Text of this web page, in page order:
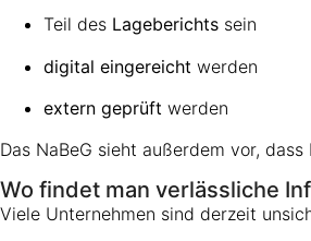
Teil des Lageberichts sein
digital eingereicht werden
extern geprüft werden
Das NaBeG sieht außerdem vor,
Wo findet man verlässliche
Viele Unternehmen sind derzeit